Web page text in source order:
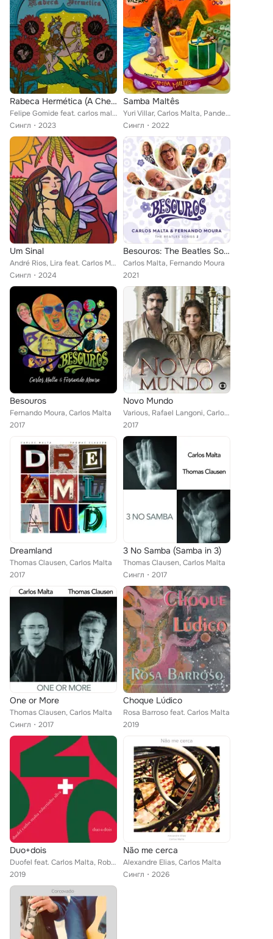
Rabeca Hermética (A Chegada de Safi Al-Din no Sertão)
Felipe Gomide feat. carlos malta, gabriel levy, Eliezer Tristão, Ricardo Barros
Сингл
2023
Samba Maltês
Yuri Villar, Carlos Malta, Pandeiro Repique Duo
Сингл
2022
Um Sinal
André Rios, Lira feat. Carlos Malta
Сингл
2024
Besouros: The Beatles Songs 2
Carlos Malta, Fernando Moura
2021
Besouros
Fernando Moura, Carlos Malta
2017
Novo Mundo
Various, Rafael Langoni, Carlos Malta, Sacha Amback, Marcos Suzano
2017
Dreamland
Thomas Clausen, Carlos Malta
2017
3 No Samba (Samba in 3)
Thomas Clausen, Carlos Malta
Сингл
2017
One or More
Thomas Clausen, Carlos Malta
Сингл
2017
Choque Lúdico
Rosa Barroso feat. Carlos Malta
2019
Duo+dois
Duofel feat. Carlos Malta, Robertinho Silva
2019
Não me cerca
Alexandre Elias, Carlos Malta
Сингл
2026